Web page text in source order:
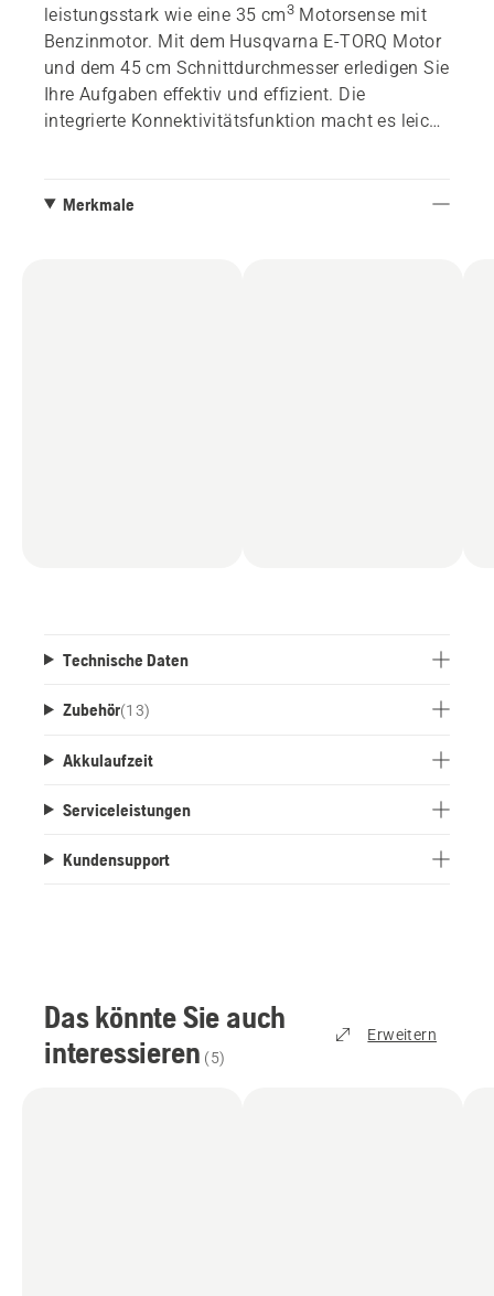
leistungsstark wie eine 35 cm3Motorsense mit
Benzinmotor. Mit dem Husqvarna E-TORQ Motor
und dem 45 cm Schnittdurchmesser erledigen Sie
Ihre Aufgaben effektiv und effizient. Die
integrierte Konnektivitätsfunktion macht es leicht,
Standort in der Husqvarna Fleet Services™ App
Merkmale
Technische Daten
Zubehör(13)
Akkulaufzeit
Serviceleistungen
Kundensupport
Das könnte Sie auch
interessieren (5)
Erweitern